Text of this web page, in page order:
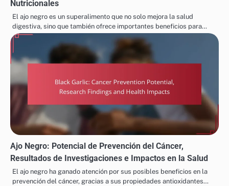
Nutricionales
El ajo negro es un superalimento que no solo mejora la salud
digestiva, sino que también ofrece importantes beneficios para…
Ajo Negro: Potencial de Prevención del Cáncer,
Resultados de Investigaciones e Impactos en la Salud
El ajo negro ha ganado atención por sus posibles beneficios en la
prevención del cáncer, gracias a sus propiedades antioxidantes…